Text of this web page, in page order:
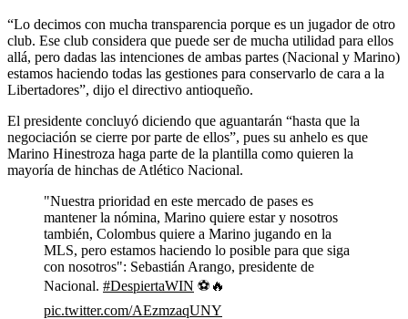
“Lo decimos con mucha transparencia porque es un jugador de otro
club. Ese club considera que puede ser de mucha utilidad para ellos
allá, pero dadas las intenciones de ambas partes (Nacional y Marino)
estamos haciendo todas las gestiones para conservarlo de cara a la
Libertadores”, dijo el directivo antioqueño.
El presidente concluyó diciendo que aguantarán “hasta que la
negociación se cierre por parte de ellos”, pues su anhelo es que
Marino Hinestroza haga parte de la plantilla como quieren la
mayoría de hinchas de Atlético Nacional.
"Nuestra prioridad en este mercado de pases es
mantener la nómina, Marino quiere estar y nosotros
también, Colombus quiere a Marino jugando en la
MLS, pero estamos haciendo lo posible para que siga
con nosotros": Sebastián Arango, presidente de
Nacional. #DespiertaWIN ⚽🔥
pic.twitter.com/AEzmzaqUNY